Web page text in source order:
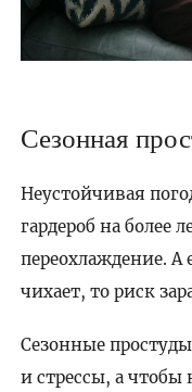
Сезонная
Неустойчивая
гардероб на более
переохлаждение.
чихает, то риск
Сезонные
и стрессы, а чтобы